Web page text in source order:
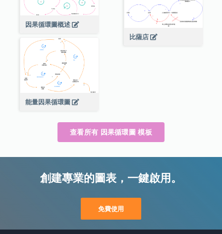
因果循環圖概述
比薩店
能量因果循環圖
查看所有 因果循環圖 模板
創建專業的圖表，一鍵啟用。
免費使用